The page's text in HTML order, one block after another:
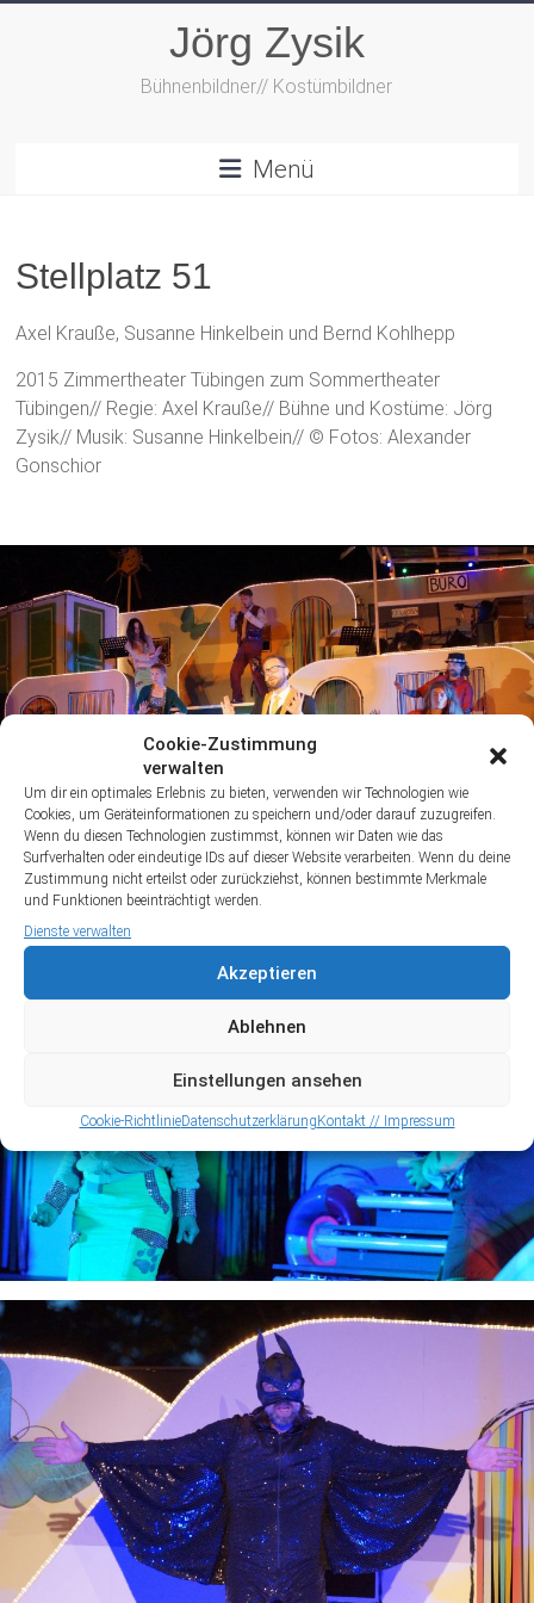
Cookie-Zustimmung
verwalten
Um dir ein optimales Erlebnis zu bieten, verwenden wir Technologien wie
Cookies, um Geräteinformationen zu speichern und/oder darauf zuzugreifen.
Wenn du diesen Technologien zustimmst, können wir Daten wie das
Surfverhalten oder eindeutige IDs auf dieser Website verarbeiten. Wenn du deine
Zustimmung nicht erteilst oder zurückziehst, können bestimmte Merkmale
und Funktionen beeinträchtigt werden.
Dienste verwalten
Akzeptieren
Ablehnen
Einstellungen ansehen
Cookie-RichtlinieDatenschutzerklärung Kontakt // Impressum
Jörg Zysik
Bühnenbildner// Kostümbildner
Menü
Stellplatz 51
Axel Krauße, Susanne Hinkelbein und Bernd Kohlhepp
2015 Zimmertheater Tübingen zum Sommertheater
Tübingen// Regie: Axel Krauße// Bühne und Kostüme: Jörg
Zysik// Musik: Susanne Hinkelbein// © Fotos: Alexander
Gonschior